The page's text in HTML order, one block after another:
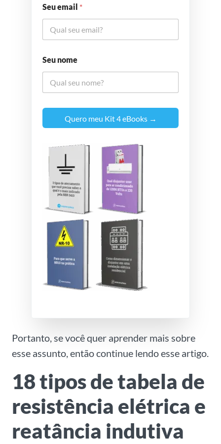
Seu email *
Seu nome
Quero meu Kit 4 eBooks →
Portanto, se você quer aprender mais sobre
esse assunto, então continue lendo esse artigo.
18 tipos de tabela de
resistência elétrica e
reatância indutiva